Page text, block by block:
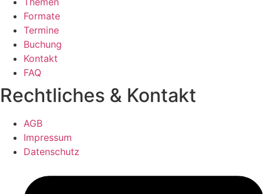
Formate
Termine
Buchung
Kontakt
FAQ
Rechtliches & Kontakt
AGB
Impressum
Datenschutz